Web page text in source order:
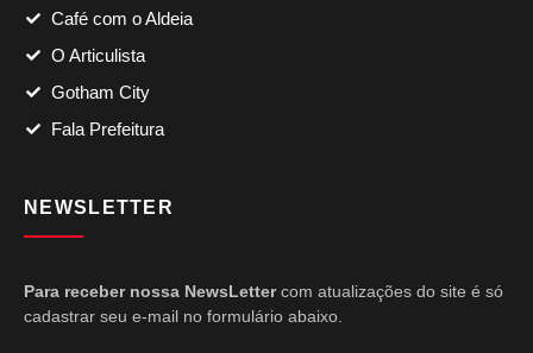
Café com o Aldeia
O Articulista
Gotham City
Fala Prefeitura
NEWSLETTER
Para receber nossa NewsLettercom atualizações do site é só
cadastrar seu e-mail no formulário abaixo.